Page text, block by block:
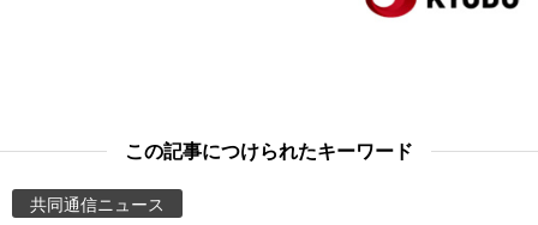
この記事につけられたキーワード
共同通信ニュース